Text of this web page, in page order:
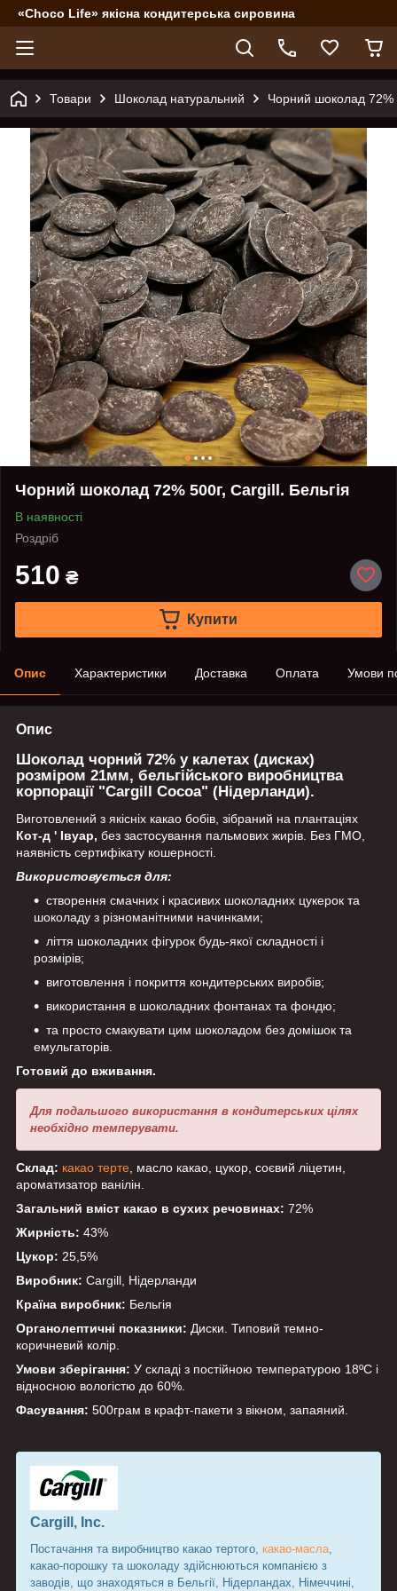
«Choco Life» якісна кондитерська сировина
Товари Шоколад натуральний Чорний шоколад 72%
Чорний шоколад 72% 500г, Cargill. Бельгія
В наявності
Роздріб
510 ₴
Купити
Опис Характеристики Доставка Оплата Умови
Опис
Шоколад чорний 72% у калетах (дисках)
розміром 21мм, бельгійського виробництва
корпорації "Cargill Cocoa" (Нідерланди).
Виготовлений з якісніх какао бобів, зібраний на плантаціях
Кот-д ' Івуар, без застосування пальмових жирів. Без ГМО,
наявність сертифікату кошерності.
Використовується для:
створення смачних і красивих шоколадних цукерок та
шоколаду з різноманітними начинками;
ліття шоколадних фігурок будь-якої складності і
розмірів;
виготовлення і покриття кондитерських виробів;
використання в шоколадних фонтанах та фондю;
та просто смакувати цим шоколадом без домішок та
емульгаторів.
Готовий до вживання.
Для подальшого використання в кондитерських цілях
необхідно темперувати.
Склад: какао терте , масло какао, цукор, соєвий ліцетин,
ароматизатор ванілін.
Загальний вміст какао в сухих речовинах: 72%
Жирність: 43%
Цукор: 25,5%
Виробник: Cargill, Нідерланди
Країна виробник: Бельгія
Органолептичні показники: Диски. Типовий темно-
коричневий колір.
Умови зберігання: У складі з постійною температурою 18ºС і
відносною вологістю до 60%.
Фасування: 500грам в крафт-пакети з вікном, запаяний.
Cargill, Inc.
Постачання та виробництво какао тертого, какао-масла
какао-порошку та шоколаду здійснюються компанією з
заводів, що знаходяться в Бельгії, Нідерландах, Німеччині,